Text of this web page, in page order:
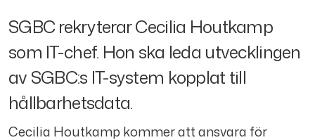
SGBC rekryterar Cecilia Houtkamp
som IT-chef. Hon ska leda utvecklingen
av SGBC:s IT-system kopplat till
hållbarhetsdata.
Cecilia Houtkamp kommer att ansvara för